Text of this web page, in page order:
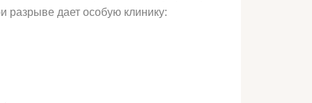
разрыве дает особую клинику: